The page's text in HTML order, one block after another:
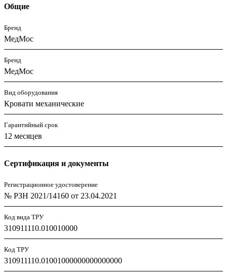
Общие
Бренд
МедМос
Бренд
МедМос
Вид оборудования
Кровати механические
Гарантийный срок
12 месяцев
Сертификация и документы
Регистрационное удостоверение
№ РЗН 2021/14160 от 23.04.2021
Код вида ТРУ
310911110.010010000
Код ТРУ
310911110.01001000000000000000